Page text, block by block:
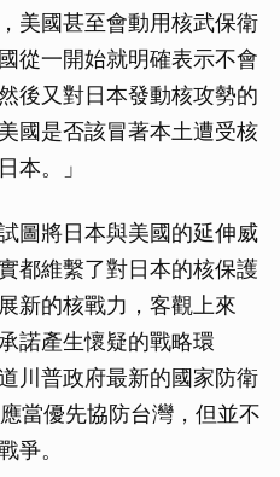
美國甚至會動用核武保衛
從一開始就明確表示不會
後又對日本發動核攻勢的
國是否該冒著本土遭受核
本。」
圖將日本與美國的延伸威
都維繫了對日本的核保護
新的核戰力，客觀上來
諾產生懷疑的戰略環
川普政府最新的國家防衛
當優先協防台灣，但並不
爭。